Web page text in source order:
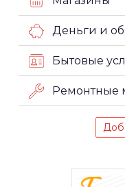
Деньги и
Бытовые
Ремонтные